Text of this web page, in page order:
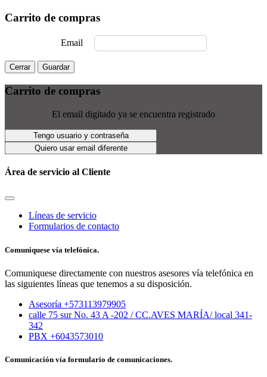
Carrito de compras
Email
Cerrar Guardar
Carrito de compras
El email digitado ya se encuentra registrado
Tengo usuario y contraseña
Quiero usar email diferente
Área de servicio al Cliente
Líneas de servicio
Formularios de contacto
Comuniquese vía telefónica.
Comuniquese directamente con nuestros asesores vía telefónica en
las siguientes líneas que tenemos a su disposición.
Asesoría +573113979905
calle 75 sur No. 43 A -202 / CC.AVES MARÍA/ local 341-
342
PBX +6043573010
Comunicación vía formulario de comunicaciones.